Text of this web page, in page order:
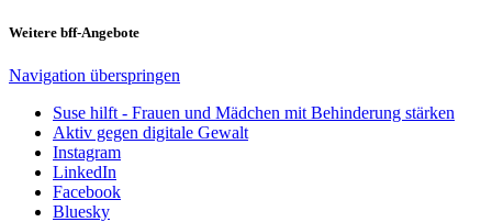
Weitere bff-Angebote
Navigation überspringen
Suse hilft - Frauen und Mädchen mit Behinderung stärken
Aktiv gegen digitale Gewalt
Instagram
LinkedIn
Facebook
Bluesky